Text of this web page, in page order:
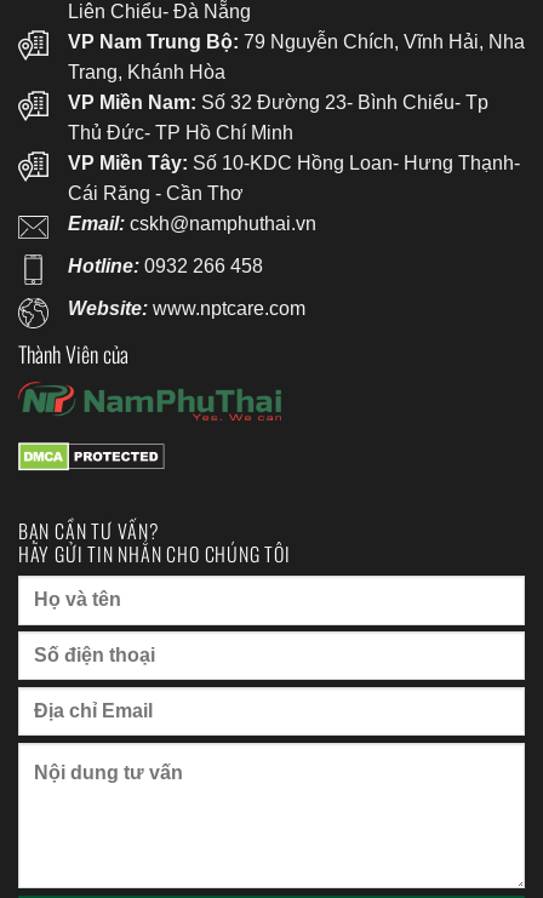
Liên Chiểu- Đà Nẵng
VP Nam Trung Bộ: 79 Nguyễn Chích, Vĩnh Hải, Nha
Trang, Khánh Hòa
VP Miền Nam: Số 32 Đường 23- Bình Chiểu- Tp
Thủ Đức- TP Hồ Chí Minh
VP Miền Tây: Số 10-KDC Hồng Loan- Hưng Thạnh-
Cái Răng - Cần Thơ
Email: cskh@namphuthai.vn
Hotline: 0932 266 458
Website:www.nptcare.com
Thành Viên của
BẠN CẦN TƯ VẤN?
HÃY GỬI TIN NHẮN CHO CHÚNG TÔI